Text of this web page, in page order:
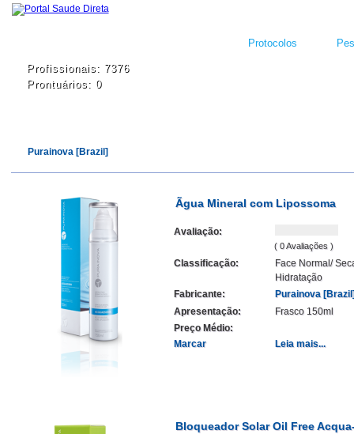
Protocolos
Profissionais: 7376
Prontuários: 0
Purainova [Brazil]
Ãgua Mineral com Lipossoma
Avaliação:
( 0 Avaliações )
Classificação:
Face Normal/
Hidratação
Fabricante:
Purainova
Apresentação:
Frasco 150ml
Preço Médio:
Marcar
Leia mais...
Bloqueador Solar Oil Free